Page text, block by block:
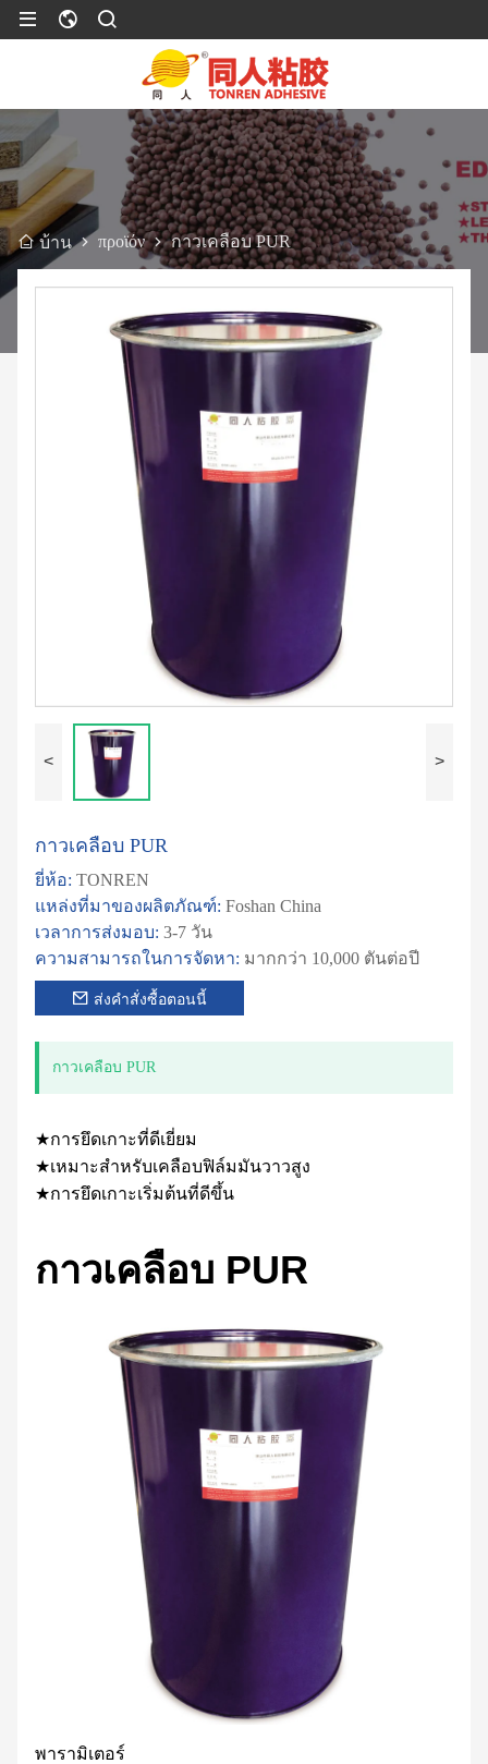
บ้าน προϊόν กาวเคลือบ PUR
< >
กาวเคลือบ PUR
ยี่ห้อ: TONREN
แหล่งที่มาของผลิตภัณฑ์: Foshan China
เวลาการส่งมอบ: 3-7 วัน
ความสามารถในการจัดหา: มากกว่า 10,000 ตันต่อปี
ส่งคำสั่งซื้อตอนนี้
กาวเคลือบ PUR
★การยึดเกาะที่ดีเยี่ยม
★เหมาะสำหรับเคลือบฟิล์มมันวาวสูง
★การยึดเกาะเริ่มต้นที่ดีขึ้น
กาวเคลือบ PUR
พารามิเตอร์